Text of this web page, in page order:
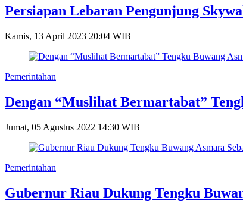
Persiapan Lebaran Pengunjung
Kamis, 13 April 2023 20:04 WIB
Pemerintahan
Dengan “Muslihat Bermartabat”
Jumat, 05 Agustus 2022 14:30 WIB
Pemerintahan
Gubernur Riau Dukung Tengku